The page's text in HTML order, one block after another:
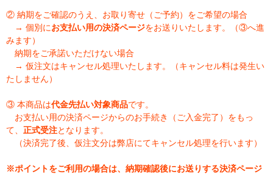
② 納期をご確認のうえ、お取り寄せ（ご予約）をご希望の場合
→ 個別にお支払い用の決済ページをお送りいたします。（③へ進
みます）
納期をご承諾いただけない場合
→ 仮注文はキャンセル処理いたします。（キャンセル料は発生い
たしません）
③ 本商品は代金先払い対象商品です。
お支払い用の決済ページからのお手続き（ご入金完了）をもっ
て、 正式受注となります。
（決済完了後、仮注文分は弊店にてキャンセル処理を行います）
※ポイントをご利用の場合は、納期確認後にお送りする決済ページ